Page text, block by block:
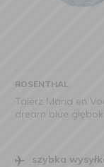
ROSENTHAL
Talerz Maria en
dream blue głęboki
szybka